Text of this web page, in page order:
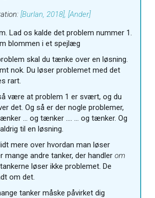
[Burlan, 2018], [Ander]
Lad os kalde det problem nummer 1.
blommen i et spejlæg
skal du tænke over en løsning.
nok. Du løser problemet med det
rart.
være at problem 1 er svært, og du
det. Og så er der nogle problemer,
… og tænker …. … og tænker. Og
til en løsning.
mere over hvordan man løser
mange andre tanker, der handler om
løser ikke problemet. De
om det.
tanker måske påvirket dig